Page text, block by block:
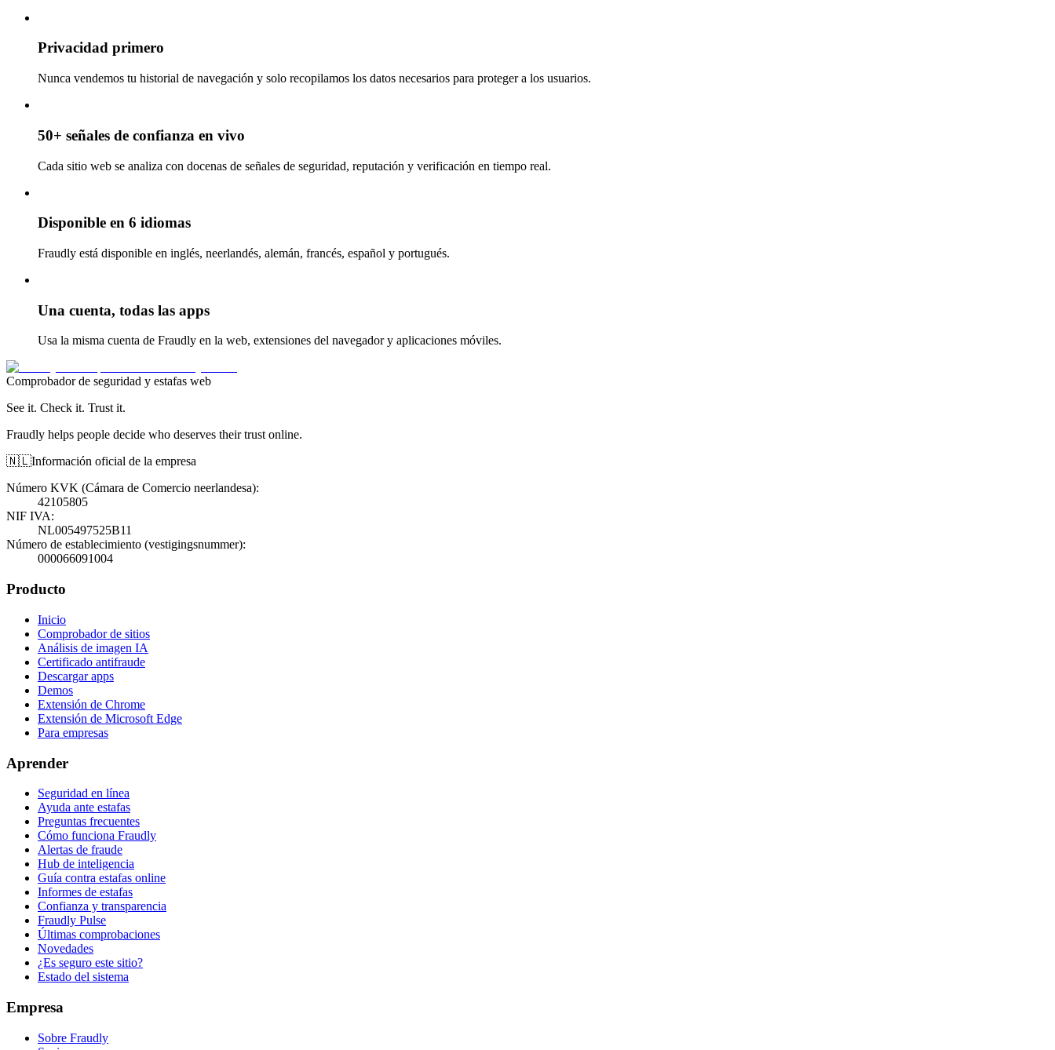
Privacidad primero
Nunca vendemos tu historial de navegación y solo recopilamos los datos necesarios para proteger a los usuarios.
50+ señales de confianza en vivo
Cada sitio web se analiza con docenas de señales de seguridad, reputación y verificación en tiempo real.
Disponible en 6 idiomas
Fraudly está disponible en inglés, neerlandés, alemán, francés, español y portugués.
Una cuenta, todas las apps
Usa la misma cuenta de Fraudly en la web, extensiones del navegador y aplicaciones móviles.
Comprobador de seguridad y estafas web
See it. Check it. Trust it.
Fraudly helps people decide who deserves their trust online.
🇳🇱Información oficial de la empresa
Número KVK (Cámara de Comercio neerlandesa):
42105805
NIF IVA:
NL005497525B11
Número de establecimiento (vestigingsnummer):
000066091004
Producto
Inicio
Comprobador de sitios
Análisis de imagen IA
Certificado antifraude
Descargar apps
Demos
Extensión de Chrome
Extensión de Microsoft Edge
Para empresas
Aprender
Seguridad en línea
Ayuda ante estafas
Preguntas frecuentes
Cómo funciona Fraudly
Alertas de fraude
Hub de inteligencia
Guía contra estafas online
Informes de estafas
Confianza y transparencia
Fraudly Pulse
Últimas comprobaciones
Novedades
¿Es seguro este sitio?
Estado del sistema
Empresa
Sobre Fraudly